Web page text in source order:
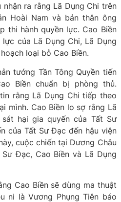
nhận ra rằng Lã Dụng Chi trên
Hoài Nam và bản thân ông
thi hành quyền lực. Cao Biền
của Lã Dụng Chi, Lã Dụng
loại bỏ Cao Biền.
tướng Tần Tông Quyền tiến
Biền chuẩn bị phòng thủ.
rằng Lã Dụng Chi tiếp theo
mình. Cao Biền lo sợ rằng Lã
hại gia quyến của Tất Sư
của Tất Sư Đạc đến hậu viện
cuộc chiến tại Dương Châu
Đạc, Cao Biền và Lã Dụng
Cao Biền sẽ dùng ma thuật
ni là Vương Phụng Tiên báo